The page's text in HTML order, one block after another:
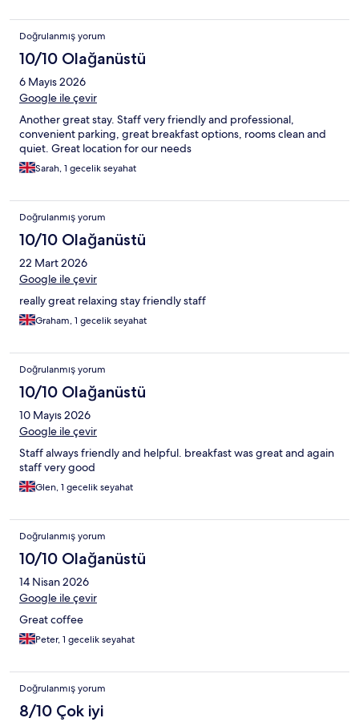
Doğrulanmış yorum
10/10 Olağanüstü
6 Mayıs 2026
Google ile çevir
Another great stay. Staff very friendly and professional,
convenient parking, great breakfast options, rooms clean and
quiet. Great location for our needs
Sarah, 1 gecelik seyahat
Doğrulanmış yorum
10/10 Olağanüstü
22 Mart 2026
Google ile çevir
really great relaxing stay friendly staff
Graham, 1 gecelik seyahat
Doğrulanmış yorum
10/10 Olağanüstü
10 Mayıs 2026
Google ile çevir
Staff always friendly and helpful. breakfast was great and again
staff very good
Glen, 1 gecelik seyahat
Doğrulanmış yorum
10/10 Olağanüstü
14 Nisan 2026
Google ile çevir
Great coffee
Peter, 1 gecelik seyahat
Doğrulanmış yorum
8/10 Çok iyi